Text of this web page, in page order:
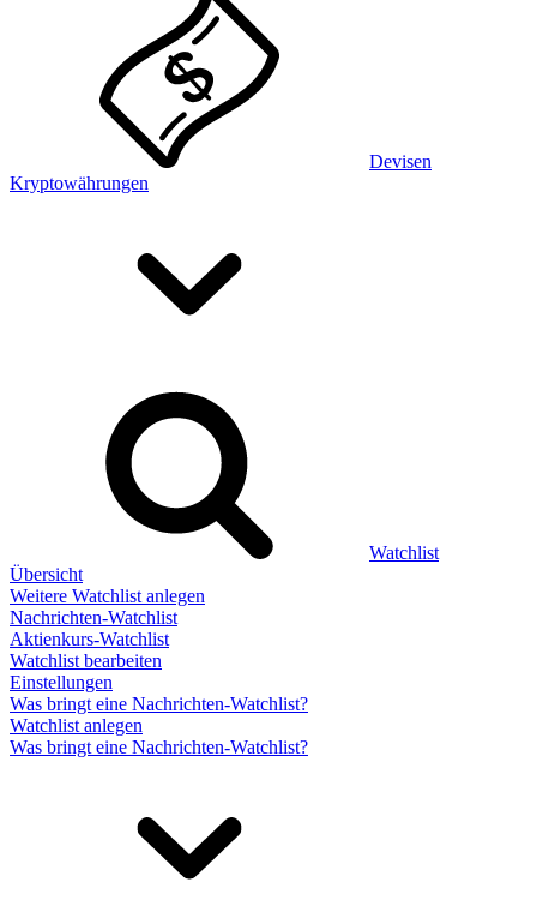
Devisen
Kryptowährungen
Watchlist
Übersicht
Weitere Watchlist anlegen
Nachrichten-Watchlist
Aktienkurs-Watchlist
Watchlist bearbeiten
Einstellungen
Was bringt eine Nachrichten-Watchlist?
Watchlist anlegen
Was bringt eine Nachrichten-Watchlist?